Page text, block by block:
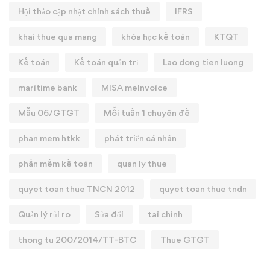
Hội thảo cập nhật chính sách thuế IFRS
khai thue qua mang khóa học kế toán KTQT
Kế toán Kế toán quản trị Lao dong tien luong
maritime bank MISA meInvoice
Mẫu 06/GTGT Mỗi tuần 1 chuyên đề
phan mem htkk phát triển cá nhân
phần mềm kế toán quan ly thue
quyet toan thue TNCN 2012 quyet toan thue tndn
Quản lý rủi ro Sửa đổi tai chinh
thong tu 200/2014/TT-BTC Thue GTGT